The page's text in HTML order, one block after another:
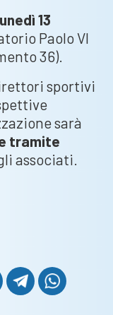
13
Paolo VI
36).
sportivi
sarà
tramite
associati.